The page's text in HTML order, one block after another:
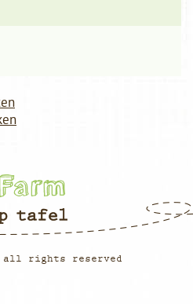
all rights reserved